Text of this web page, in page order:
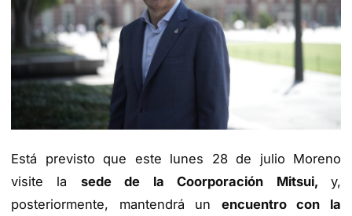
Está previsto que este lunes 28 de julio Moreno
visite la sede de la Coorporación Mitsui,y,
posteriormente, mantendrá un encuentro con la